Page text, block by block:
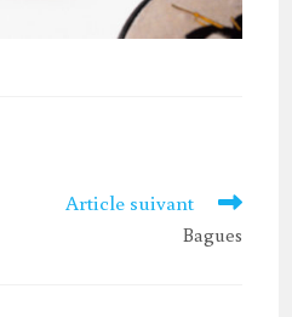
Article suivant
Bagues